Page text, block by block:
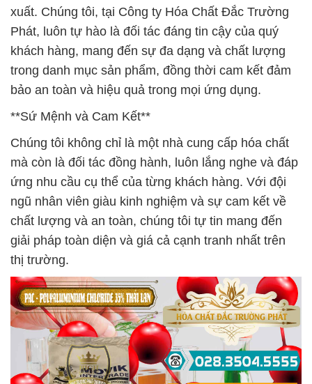
xuất. Chúng tôi, tại Công ty Hóa Chất Đắc Trường
Phát, luôn tự hào là đối tác đáng tin cậy của quý
khách hàng, mang đến sự đa dạng và chất lượng
trong danh mục sản phẩm, đồng thời cam kết đảm
bảo an toàn và hiệu quả trong mọi ứng dụng.
**Sứ Mệnh và Cam Kết**
Chúng tôi không chỉ là một nhà cung cấp hóa chất
mà còn là đối tác đồng hành, luôn lắng nghe và đáp
ứng nhu cầu cụ thể của từng khách hàng. Với đội
ngũ nhân viên giàu kinh nghiệm và sự cam kết về
chất lượng và an toàn, chúng tôi tự tin mang đến
giải pháp toàn diện và giá cả cạnh tranh nhất trên
thị trường.